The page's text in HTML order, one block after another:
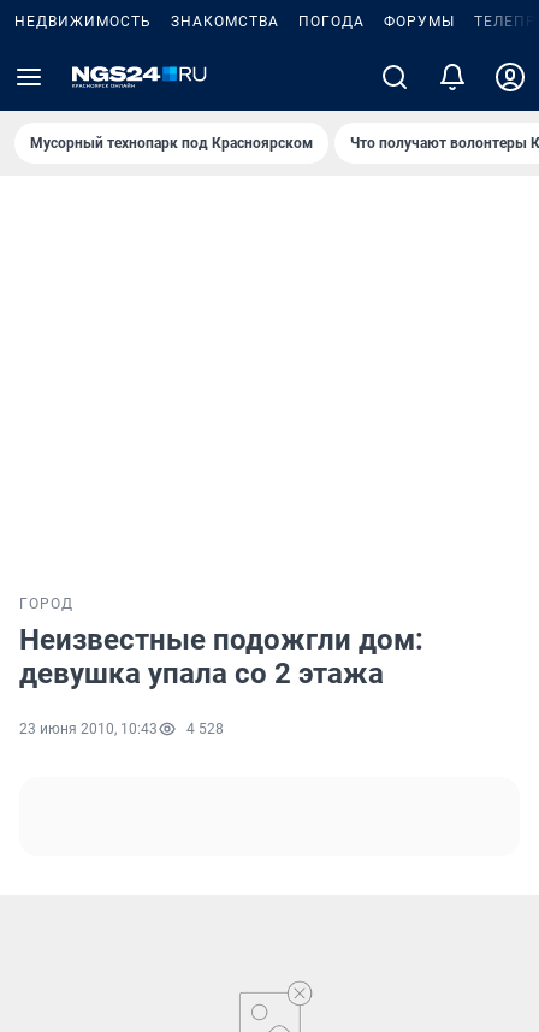
НЕДВИЖИМОСТЬ ЗНАКОМСТВА ПОГОДА ФОРУМЫ
Мусорный технопарк под Крaсноярском Что получают волонтеры
ГОРОД
Неизвестные подожгли дом:
девушка упала со 2 этажа
23 июня 2010, 10:43 4 528